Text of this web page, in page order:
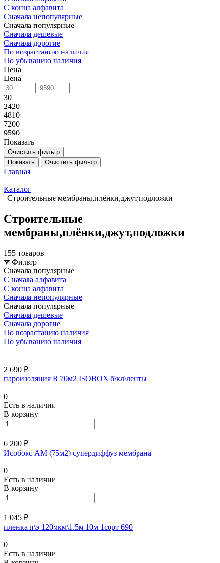
С конца алфавита
Сначала непопулярные
Сначала популярные
Сначала дешевые
Сначала дорогие
По возрастанию наличия
По убыванию наличия
Цена
Цена
30
2420
4810
7200
9590
Показать
Очистить фильтр
Показать
Очистить фильтр
Главная
Каталог
Строительные мембраны,плёнки,джут,подложки
Строительные
мембраны,плёнки,джут,подложки
155 товаров
Фильтр
Сначала популярные
С начала алфавита
С конца алфавита
Сначала непопулярные
Сначала популярные
Сначала дешевые
Сначала дорогие
По возрастанию наличия
По убыванию наличия
2 690 ₽
пароизоляция В 70м2 ISOBOX б\кл\ленты
0
Есть в наличии
В корзину
6 200 ₽
Исобокс АМ (75м2) супердиффуз мембрана
0
Есть в наличии
В корзину
1 045 ₽
пленка п\э 120мкм\1.5м 10м 1сорт 690
0
Есть в наличии